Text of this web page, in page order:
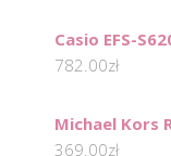
Casio EFS-
782.00zł
Michael Kors
369.00zł